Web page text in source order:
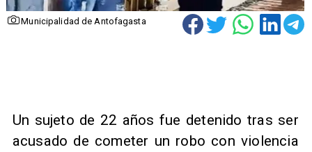
Municipalidad de Antofagasta
Un sujeto de 22 años fue detenido tras ser
acusado de cometer un robo con violencia